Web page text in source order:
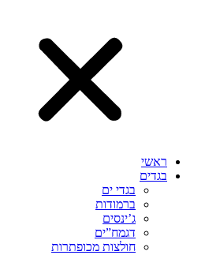
ראשי
בגדים
בגדי ים
ברמודות
ג’ינסים
דגמח”ים
חולצות מכופתרות